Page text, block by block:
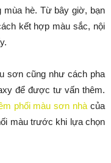
mùa hè. Từ bây giờ, bạn
kết hợp màu sắc, nội
sơn cũng như cách pha
để được tư vấn thêm.
phối màu sơn nhà của
màu trước khi lựa chọn